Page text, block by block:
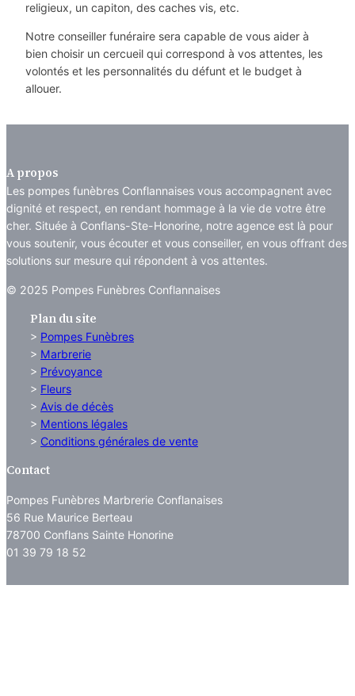
religieux, un capiton, des caches vis, etc.
Notre conseiller funéraire sera capable de vous aider à
bien choisir un cercueil qui correspond à vos attentes, les
volontés et les personnalités du défunt et le budget à
allouer.
A propos
Les pompes funèbres Conflannaises vous accompagnent avec
dignité et respect, en rendant hommage à la vie de votre être
cher. Située à Conflans-Ste-Honorine, notre agence est là pour
vous soutenir, vous écouter et vous conseiller, en vous offrant des
solutions sur mesure qui répondent à vos attentes.
© 2025 Pompes Funèbres Conflannaises
Plan du site
> Pompes Funèbres
> Marbrerie
> Prévoyance
> Fleurs
> Avis de décès
> Mentions légales
> Conditions générales de vente
Contact
Pompes Funèbres Marbrerie Conflanaises
56 Rue Maurice Berteau
78700 Conflans Sainte Honorine
01 39 79 18 52